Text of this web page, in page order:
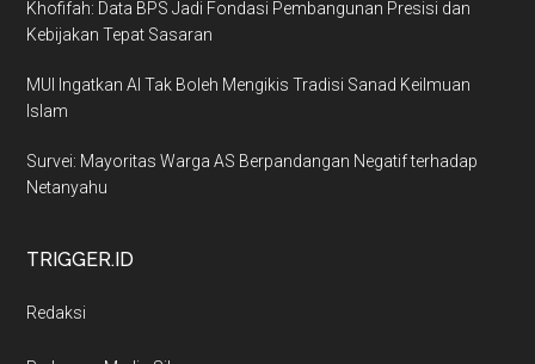
Khofifah: Data BPS Jadi Fondasi Pembangunan Presisi dan
Kebijakan Tepat Sasaran
MUI Ingatkan AI Tak Boleh Mengikis Tradisi Sanad Keilmuan
Islam
Survei: Mayoritas Warga AS Berpandangan Negatif terhadap
Netanyahu
TRIGGER.ID
Redaksi